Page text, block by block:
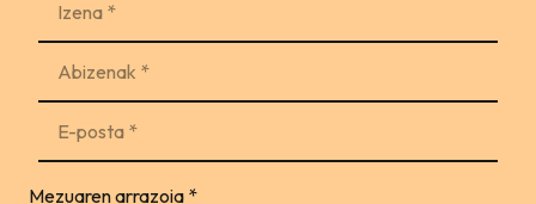
Mezuaren arrazoia *